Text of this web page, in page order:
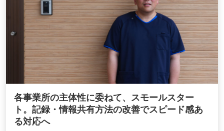
各事業所の主体性に委ねて、スモールスター
ト。記録・情報共有方法の改善でスピード感あ
る対応へ